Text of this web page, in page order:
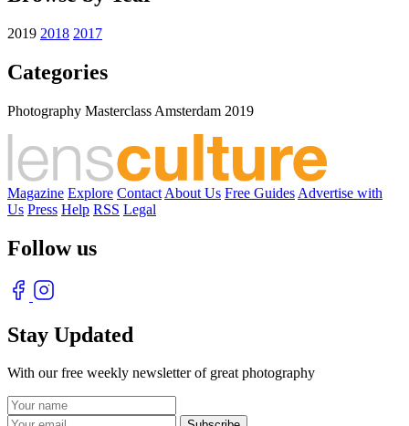
2019 2018 2017
Categories
Photography Masterclass Amsterdam 2019
Magazine Explore Contact About Us Free Guides Advertise with
Us Press Help RSS Legal
Follow us
Stay Updated
With our free weekly newsletter of great photography